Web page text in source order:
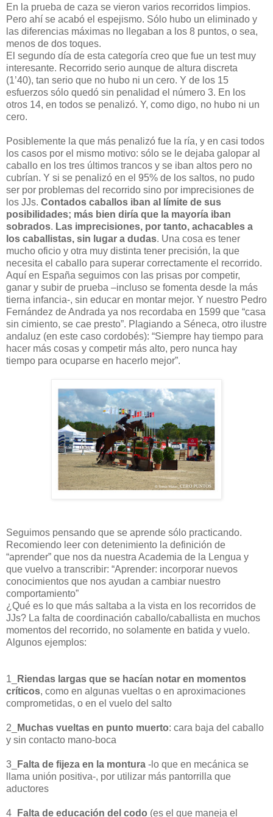
En la prueba de caza se vieron varios recorridos limpios.
Pero ahí se acabó el espejismo. Sólo hubo un eliminado y
las diferencias máximas no llegaban a los 8 puntos, o sea,
menos de dos toques.
El segundo día de esta categoría creo que fue un test muy
interesante. Recorrido serio aunque de altura discreta
(1’40), tan serio que no hubo ni un cero. Y de los 15
esfuerzos sólo quedó sin penalidad el número 3. En los
otros 14, en todos se penalizó. Y, como digo, no hubo ni un
cero.
Posiblemente la que más penalizó fue la ría, y en casi todos
los casos por el mismo motivo: sólo se le dejaba galopar al
caballo en los tres últimos trancos y se iban altos pero no
cubrían. Y si se penalizó en el 95% de los saltos, no pudo
ser por problemas del recorrido sino por imprecisiones de
los JJs. Contados caballos iban al límite de sus
posibilidades; más bien diría que la mayoría iban
sobrados. Las imprecisiones, por tanto, achacables a
los caballistas, sin lugar a dudas. Una cosa es tener
mucho oficio y otra muy distinta tener precisión, la que
necesita el caballo para superar correctamente el recorrido.
Aquí en España seguimos con las prisas por competir,
ganar y subir de prueba –incluso se fomenta desde la más
tierna infancia-, sin educar en montar mejor. Y nuestro Pedro
Fernández de Andrada ya nos recordaba en 1599 que “casa
sin cimiento, se cae presto”. Plagiando a Séneca, otro ilustre
andaluz (en este caso cordobés): “Siempre hay tiempo para
hacer más cosas y competir más alto, pero nunca hay
tiempo para ocuparse en hacerlo mejor”.
Seguimos pensando que se aprende sólo practicando.
Recomiendo leer con detenimiento la definición de
“aprender” que nos da nuestra Academia de la Lengua y
que vuelvo a transcribir: “Aprender: incorporar nuevos
conocimientos que nos ayudan a cambiar nuestro
comportamiento”
¿Qué es lo que más saltaba a la vista en los recorridos de
JJs? La falta de coordinación caballo/caballista en muchos
momentos del recorrido, no solamente en batida y vuelo.
Algunos ejemplos:
1_
Riendas largas que se hacían notar en momentos
críticos, como en algunas vueltas o en aproximaciones
comprometidas, o en el vuelo del salto
2_ Muchas vueltas en punto muerto: cara baja del caballo
y sin contacto mano-boca
3_ Falta de fijeza en la montura -lo que en mecánica se
llama unión positiva-, por utilizar más pantorrilla que
aductores
4_ Falta de educación del codo (es el que maneja el